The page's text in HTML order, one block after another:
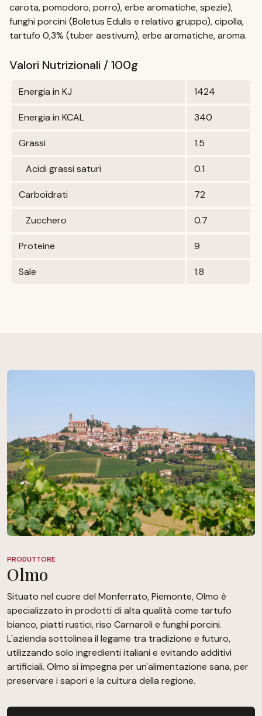
carota, pomodoro, porro), erbe aromatiche, spezie),
funghi porcini (Boletus Edulis e relativo gruppo), cipolla,
tartufo 0,3% (tuber aestivum), erbe aromatiche, aroma.
Valori Nutrizionali / 100g
Energia in KJ 1424
Energia in KCAL 340
Grassi 1.5
Acidi grassi saturi 0.1
Carboidrati 72
Zucchero 0.7
Proteine 9
Sale 1.8
PRODUTTORE
Olmo
Situato nel cuore del Monferrato, Piemonte, Olmo è
specializzato in prodotti di alta qualità come tartufo
bianco, piatti rustici, riso Carnaroli e funghi porcini.
L'azienda sottolinea il legame tra tradizione e futuro,
utilizzando solo ingredienti italiani e evitando additivi
artificiali. Olmo si impegna per un'alimentazione sana, per
preservare i sapori e la cultura della regione.